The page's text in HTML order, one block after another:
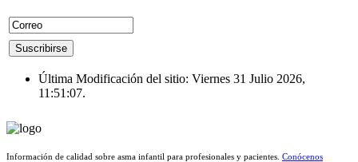
Última Modificación del sitio: Viernes 31 Julio 2026,
11:51:07.
Información de calidad sobre asma infantil para profesionales y pacientes. Conócenos